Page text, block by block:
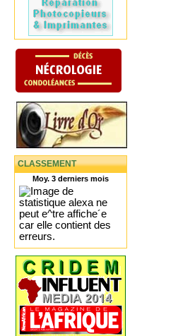
CLASSEMENT
Moy. 3 derniers mois